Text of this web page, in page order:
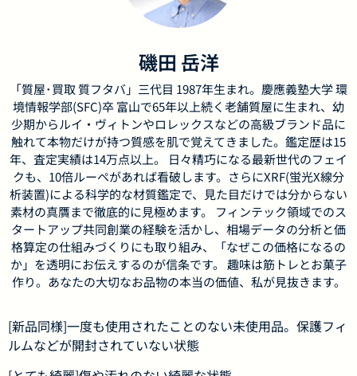
磯田 岳洋
「質屋･買取 質フタバ」三代目 1987年生まれ。慶應義塾大学 環
境情報学部(SFC)卒 富山で65年以上続く老舗質屋に生まれ、幼
少期からルイ・ヴィトンやロレックスなどの高級ブランド品に
触れて本物だけが持つ質感を肌で覚えてきました。鑑定歴は15
年、査定実績は14万点以上。 日々精巧になる最新世代のフェイ
クも、10倍ルーペがあれば看破します。さらにXRF(蛍光X線分
析装置)による科学的な材質鑑定で、見た目だけでは分からない
素材の真贋まで徹底的に見極めます。 フィンテック領域でのス
タートアップ共同創業の経験を活かし、相場データの分析と価
格算定の仕組みづくりにも取り組み、「なぜこの価格になるの
か」を透明にお伝えするのが信条です。 趣味は筋トレとお菓子
作り。あなたの大切なお品物の本当の価値、私が見抜きます。
[新品同様]一度も使用されたことのない未使用品。保護フィ
ルムなどが開封されていない状態